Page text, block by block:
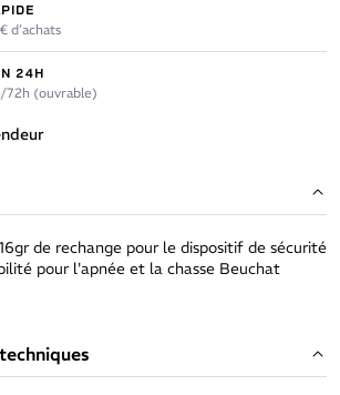
d’achats
24H
72h (ouvrable)
de rechange pour le dispositif de sécurité
pour l'apnée et la chasse Beuchat